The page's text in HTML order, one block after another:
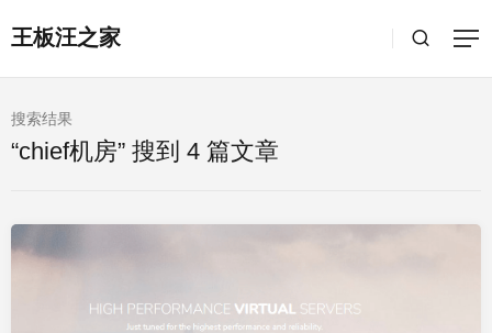
王板汪之家
搜索结果
“chief机房” 搜到 4 篇文章